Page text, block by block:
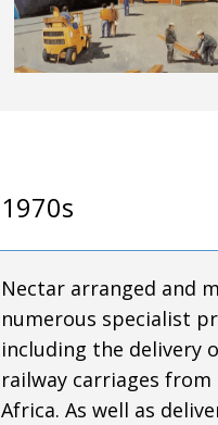
1970s
Nectar arranged and
numerous specialist
including the delivery
railway carriages from
Africa. As well as